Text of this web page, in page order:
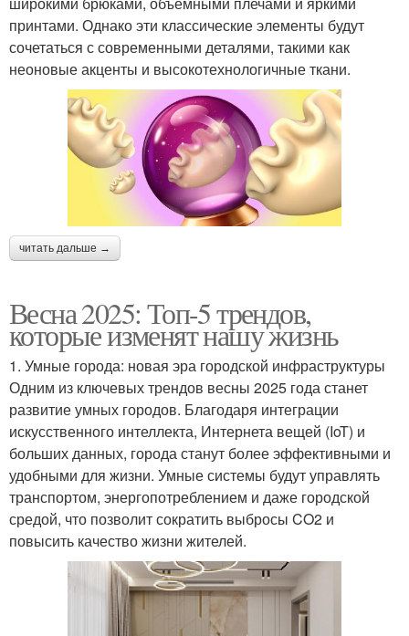
принтами. Однако эти классические элементы будут
сочетаться с современными деталями, такими как
неоновые акценты и высокотехнологичные ткани.
читать дальше →
Весна 2025: Топ-5 трендов,
которые изменят нашу жизнь
1. Умные города: новая эра городской инфраструктуры
Одним из ключевых трендов весны 2025 года станет
развитие умных городов. Благодаря интеграции
искусственного интеллекта, Интернета вещей (IoT) и
больших данных, города станут более эффективными и
удобными для жизни. Умные системы будут управлять
транспортом, энергопотреблением и даже городской
средой, что позволит сократить выбросы CO2 и
повысить качество жизни жителей.